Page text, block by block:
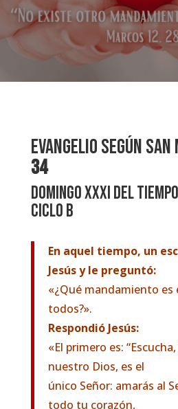
EVANGELIO SEGÚN SAN
34
DOMINGO XXXI DEL
CICLO B
En aquel tiempo, un
Jesús y le preguntó:
«¿Qué mandamiento es
todos?».
Respondió Jesús:
«El primero es:
nuestro Dios, es el
único Señor: amarás al
todo tu corazón,